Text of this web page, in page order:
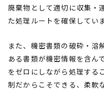
廃棄物として適切に収集・
た処理ルートを確保していま
また、機密書類の破砕・溶
ある書類が機密情報を含ん
をゼロにしながら処理する
制だからこそできる、柔軟